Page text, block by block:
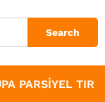
Search
PARSIYEL TIR